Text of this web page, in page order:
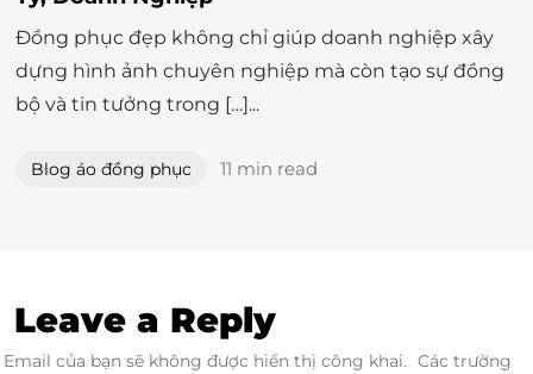
Đồng phục đẹp không chỉ giúp doanh nghiệp xây
dựng hình ảnh chuyên nghiệp mà còn tạo sự đồng
bộ và tin tưởng trong […]...
Blog áo đồng phục 11 min read
Leave a Reply
Email của bạn sẽ không được hiển thị công khai. Các trường